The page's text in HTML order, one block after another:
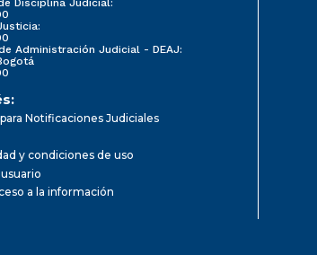
Disciplina Judicial:
Administración Judicial - DEAJ:
Notificaciones Judiciales
y condiciones de uso
a la información